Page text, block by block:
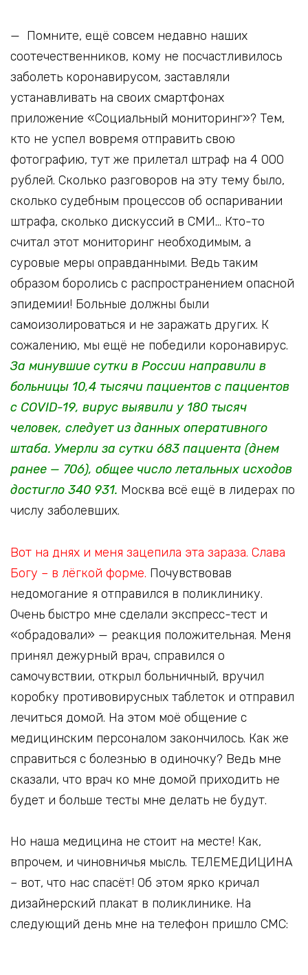
— Помните, ещё совсем недавно наших
соотечественников, кому не посчастливилось
заболеть коронавирусом, заставляли
устанавливать на своих смартфонах
приложение «Социальный мониторинг»? Тем,
кто не успел вовремя отправить свою
фотографию, тут же прилетал штраф на 4 000
рублей. Сколько разговоров на эту тему было,
сколько судебным процессов об оспаривании
штрафа, сколько дискуссий в СМИ… Кто-то
считал этот мониторинг необходимым, а
суровые меры оправданными. Ведь таким
образом боролись с распространением опасной
эпидемии! Больные должны были
самоизолироваться и не заражать других. К
сожалению, мы ещё не победили коронавирус.
За минувшие сутки в России направили в
больницы 10,4 тысячи пациентов с пациентов
с COVID-19, вирус выявили у 180 тысяч
человек, следует из данных оперативного
штаба. Умерли за сутки 683 пациента (днем
ранее — 706), общее число летальных исходов
достигло 340 931. Москва всё ещё в лидерах по
числу заболевших.
Вот на днях и меня зацепила эта зараза. Слава
Богу – в лёгкой форме. Почувствовав
недомогание я отправился в поликлинику.
Очень быстро мне сделали экспресс-тест и
«обрадовали» — реакция положительная. Меня
принял дежурный врач, справился о
самочувствии, открыл больничный, вручил
коробку противовирусных таблеток и отправил
лечиться домой. На этом моё общение с
медицинским персоналом закончилось. Как же
справиться с болезнью в одиночку? Ведь мне
сказали, что врач ко мне домой приходить не
будет и больше тесты мне делать не будут.
Но наша медицина не стоит на месте! Как,
впрочем, и чиновничья мысль. ТЕЛЕМЕДИЦИНА
– вот, что нас спасёт! Об этом ярко кричал
дизайнерский плакат в поликлинике. На
следующий день мне на телефон пришло СМС: